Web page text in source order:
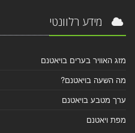
מידע רלוונטי
מזג האוויר בערים בויאטנם
מה השעה בויאטנם?
ערך מטבע בויאטנם
מפת ויאטנם